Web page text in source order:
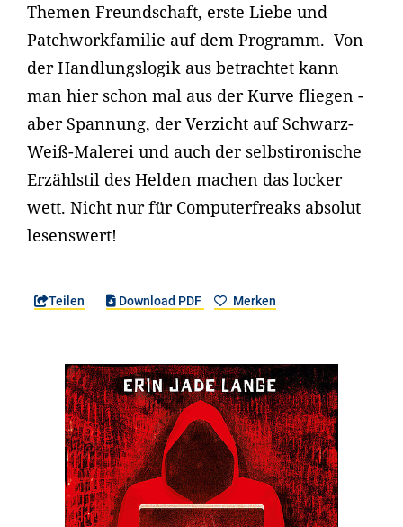
Themen Freundschaft, erste Liebe und
Patchworkfamilie auf dem Programm. Von
der Handlungslogik aus betrachtet kann
man hier schon mal aus der Kurve fliegen -
aber Spannung, der Verzicht auf Schwarz-
Weiß-Malerei und auch der selbstironische
Erzählstil des Helden machen das locker
wett. Nicht nur für Computerfreaks absolut
lesenswert!
Teilen Download PDF Merken